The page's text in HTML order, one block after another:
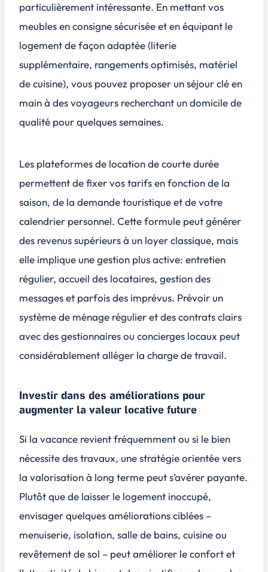
particulièrement intéressante. En mettant vos
meubles en consigne sécurisée et en équipant le
logement de façon adaptée (literie
supplémentaire, rangements optimisés, matériel
de cuisine), vous pouvez proposer un séjour clé en
main à des voyageurs recherchant un domicile de
qualité pour quelques semaines.
Les plateformes de location de courte durée
permettent de fixer vos tarifs en fonction de la
saison, de la demande touristique et de votre
calendrier personnel. Cette formule peut générer
des revenus supérieurs à un loyer classique, mais
elle implique une gestion plus active: entretien
régulier, accueil des locataires, gestion des
messages et parfois des imprévus. Prévoir un
système de ménage régulier et des contrats clairs
avec des gestionnaires ou concierges locaux peut
considérablement alléger la charge de travail.
Investir dans des améliorations pour
augmenter la valeur locative future
Si la vacance revient fréquemment ou si le bien
nécessite des travaux, une stratégie orientée vers
la valorisation à long terme peut s’avérer payante.
Plutôt que de laisser le logement inoccupé,
envisager quelques améliorations ciblées –
menuiserie, isolation, salle de bains, cuisine ou
revêtement de sol – peut améliorer le confort et